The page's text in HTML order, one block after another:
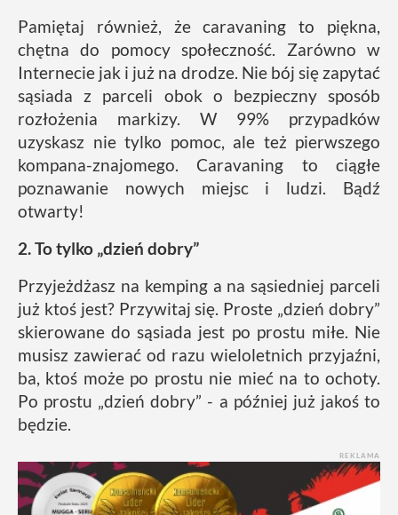
Pamiętaj również, że caravaning to piękna,
chętna do pomocy społeczność. Zarówno w
Internecie jak i już na drodze. Nie bój się zapytać
sąsiada z parceli obok o bezpieczny sposób
rozłożenia markizy. W 99% przypadków
uzyskasz nie tylko pomoc, ale też pierwszego
kompana-znajomego. Caravaning to ciągłe
poznawanie nowych miejsc i ludzi. Bądź
otwarty!
2. To tylko „dzień dobry”
Przyjeżdżasz na kemping a na sąsiedniej parceli
już ktoś jest? Przywitaj się. Proste „dzień dobry”
skierowane do sąsiada jest po prostu miłe. Nie
musisz zawierać od razu wieloletnich przyjaźni,
ba, ktoś może po prostu nie mieć na to ochoty.
Po prostu „dzień dobry” - a później już jakoś to
będzie.
REKLAMA